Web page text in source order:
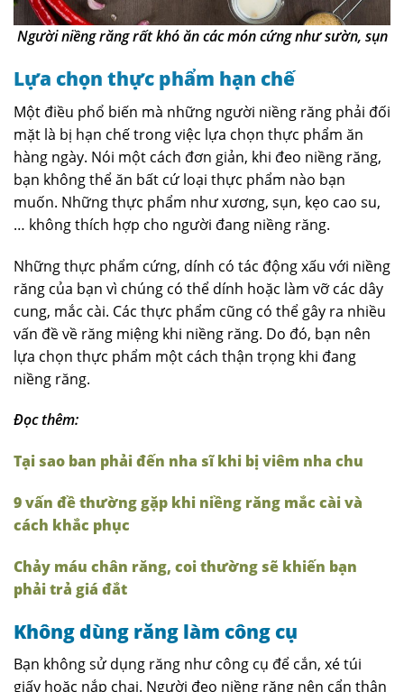
Người niềng răng rất khó ăn các món cứng như sườn, sụn
Lựa chọn thực phẩm hạn chế
Một điều phổ biến mà những người niềng răng phải đối
mặt là bị hạn chế trong việc lựa chọn thực phẩm ăn
hàng ngày. Nói một cách đơn giản, khi đeo niềng răng,
bạn không thể ăn bất cứ loại thực phẩm nào bạn
muốn. Những thực phẩm như xương, sụn, kẹo cao su,
… không thích hợp cho người đang niềng răng.
Những thực phẩm cứng, dính có tác động xấu với niềng
răng của bạn vì chúng có thể dính hoặc làm vỡ các dây
cung, mắc cài. Các thực phẩm cũng có thể gây ra nhiều
vấn đề về răng miệng khi niềng răng. Do đó, bạn nên
lựa chọn thực phẩm một cách thận trọng khi đang
niềng răng.
Đọc thêm:
Tại sao ban phải đến nha sĩ khi bị viêm nha chu
9 vấn đề thường gặp khi niềng răng mắc cài và
cách khắc phục
Chảy máu chân răng, coi thường sẽ khiến bạn
phải trả giá đắt
Không dùng răng làm công cụ
Bạn không sử dụng răng như công cụ để cắn, xé túi
giấy hoặc nắp chai. Người đeo niềng răng nên cẩn thận